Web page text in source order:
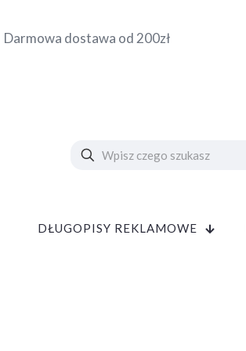
Darmowa dostawa od 200zł
DŁUGOPISY REKLAMOWE